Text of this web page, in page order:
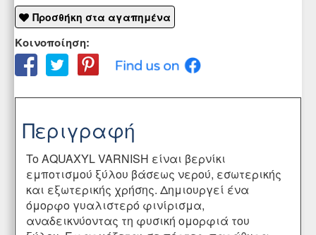
Προσθήκη στα αγαπημένα
Κοινοποίηση:
Περιγραφή
To AQUAXYL VARNISH είναι βερνίκι
εμποτισμού ξύλου βάσεως νερού, εσωτερικής
και εξωτερικής χρήσης. Δημιουργεί ένα
όμορφο γυαλιστερό φινίρισμα,
αναδεικνύοντας τη φυσική ομορφιά του